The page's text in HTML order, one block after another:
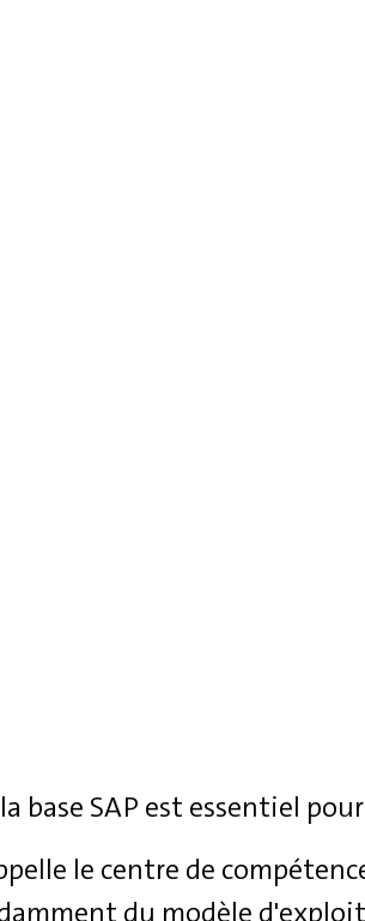
base SAP est essentiel
le centre de
du modèle